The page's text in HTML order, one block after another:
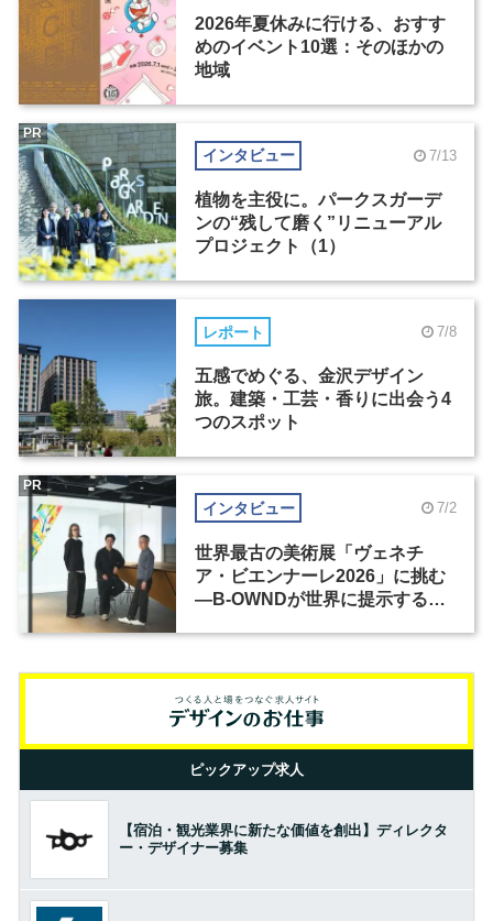
2026年夏休みに行ける、おすす
めのイベント10選：そのほかの
地域
インタビュー 7/13
植物を主役に。パークスガーデ
ンの“残して磨く”リニューアル
プロジェクト（1）
PR
レポート 7/8
五感でめぐる、金沢デザイン
旅。建築・工芸・香りに出会う4
つのスポット
インタビュー 7/2
世界最古の美術展「ヴェネチ
ア・ビエンナーレ2026」に挑む
―B-OWNDが世界に提示する美
PR
ピックアップ求人
【宿泊・観光業界に新たな価値を創出】ディレクタ
ー・デザイナー募集